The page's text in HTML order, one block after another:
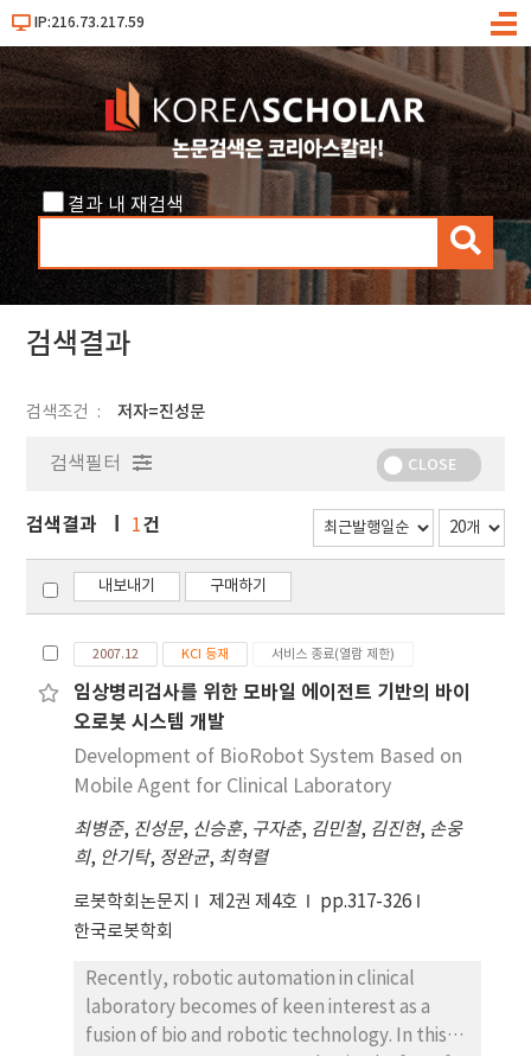
IP:216.73.217.59
메
결과 내 재검색
검
색
검색결과
검색조건 저자=진성문
검색필터 CLOSE
검색결과 1건
내보내기 구매하기
2007.12 KCI 등재 서비스 종료(열람 제한)
임상병리검사를 위한 모바일 에이전트 기반의 바이
오로봇 시스템 개발
Development of BioRobot System Based on
Mobile Agent for Clinical Laboratory
최병준, 진성문, 신승훈, 구자춘, 김민철, 김진현, 손웅
희, 안기탁, 정완균, 최혁렬
로봇학회논문지 제2권 제4호
pp.317-326
한국로봇학회
Recently, robotic automation in clinical
laboratory becomes of keen interest as a
fusion of bio and robotic technology. In this